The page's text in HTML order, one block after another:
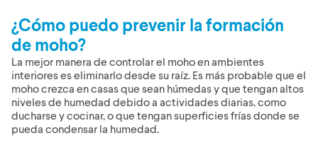
¿Cómo puedo prevenir la formación
de moho?
La mejor manera de controlar el moho en ambientes
interiores es eliminarlo desde su raíz. Es más probable que el
moho crezca en casas que sean húmedas y que tengan altos
niveles de humedad debido a actividades diarias, como
ducharse y cocinar, o que tengan superficies frías donde se
pueda condensar la humedad.